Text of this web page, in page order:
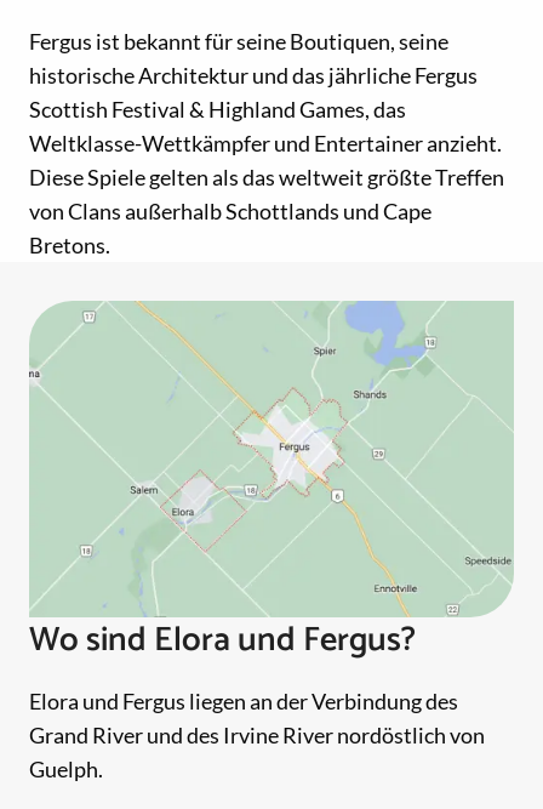
Fergus ist bekannt für seine Boutiquen, seine
historische Architektur und das jährliche Fergus
Scottish Festival & Highland Games, das
Weltklasse-Wettkämpfer und Entertainer anzieht.
Diese Spiele gelten als das weltweit größte Treffen
von Clans außerhalb Schottlands und Cape
Bretons.
Wo sind Elora und Fergus?
Elora und Fergus liegen an der Verbindung des
Grand River und des Irvine River nordöstlich von
Guelph.